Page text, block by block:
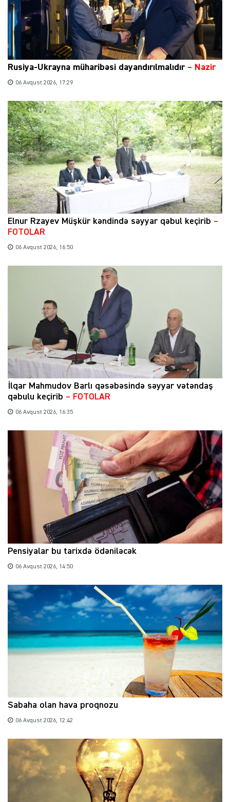
Rusiya-Ukrayna müharibəsi dayandırılmalıdır– Nazir
06 Avqust 2026, 17:29
Elnur Rzayev Müşkür kəndində səyyar qəbul keçirib –
FOTOLAR
06 Avqust 2026, 16:50
İlqar Mahmudov Barlı qəsəbəsində səyyar vətəndaş
qəbulu keçirib – FOTOLAR
06 Avqust 2026, 16:35
Pensiyalar bu tarixdə ödəniləcək
06 Avqust 2026, 14:50
Sabaha olan hava proqnozu
06 Avqust 2026, 12:42